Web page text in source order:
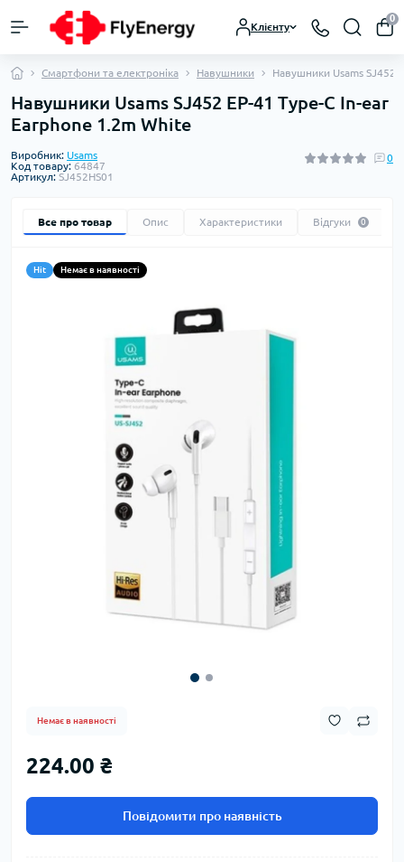
Клієнту
0
Смартфони та електроніка Навушники Навушники Usams SJ452
Навушники Usams SJ452 EP-41 Type-C In-ear
Earphone 1.2m White
Виробник: Usams
Код товару: 64847
Артикул: SJ452HS01
0
Все про товар Опис Характеристики Відгуки 0
Hit Немає в наявності
Немає в наявності
224.00 ₴
Повідомити про наявність